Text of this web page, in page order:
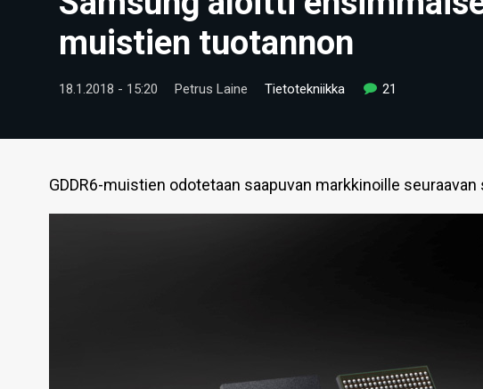
muistien tuotannon
18.1.2018 - 15:20 Petrus Laine Tietotekniikka 21
GDDR6-muistien odotetaan saapuvan markkinoille